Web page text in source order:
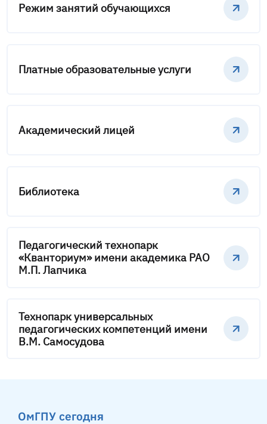
Режим занятий обучающихся
Платные образовательные услуги
Академический лицей
Библиотека
Педагогический технопарк
«Кванториум» имени академика РАО
М.П. Лапчика
Технопарк универсальных
педагогических компетенций имени
В.М. Самосудова
ОмГПУ сегодня